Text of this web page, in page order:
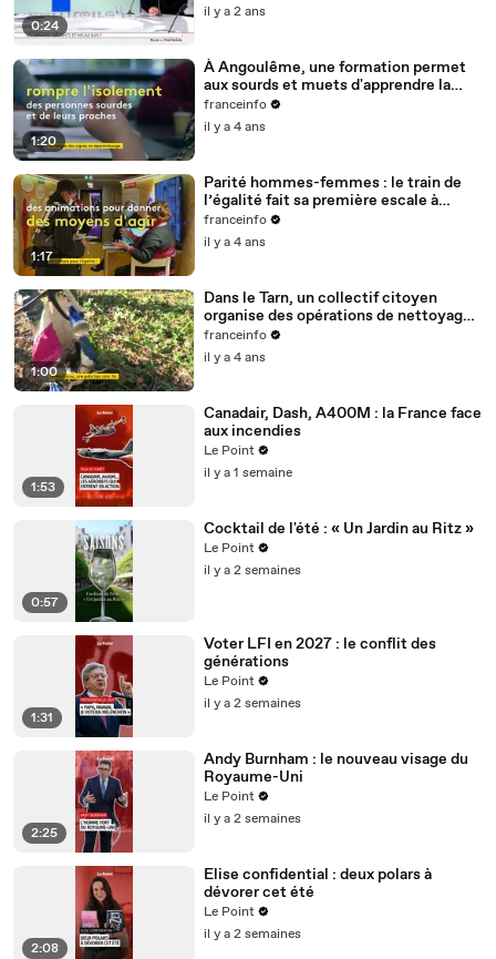
0:24
il y a 2 ans
1:20
À Angoulême, une formation permet
aux sourds et muets d'apprendre la
langue des signes
franceinfo
il y a 4 ans
1:17
Parité hommes-femmes : le train de
l’égalité fait sa première escale à
Nantes
franceinfo
il y a 4 ans
1:00
Dans le Tarn, un collectif citoyen
organise des opérations de nettoyage
de la rivière Cérou
franceinfo
il y a 4 ans
1:53
Canadair, Dash, A400M : la France face
aux incendies
Le Point
il y a 1 semaine
0:57
Cocktail de l'été : « Un Jardin au Ritz »
Le Point
il y a 2 semaines
1:31
Voter LFI en 2027 : le conflit des
générations
Le Point
il y a 2 semaines
2:25
Andy Burnham : le nouveau visage du
Royaume-Uni
Le Point
il y a 2 semaines
2:08
Elise confidential : deux polars à
dévorer cet été
Le Point
il y a 2 semaines